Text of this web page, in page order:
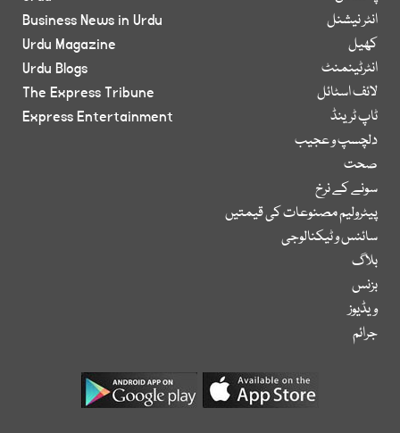
انٹر نیشنل
کھیل
انٹرٹینمنٹ
لائف اسٹائل
ٹاپ ٹرینڈ
دلچسپ و عجیب
صحت
سونے کے نرخ
پیٹرولیم مصنوعات کی قیمتیں
سائنس و ٹیکنالوجی
بلاگ
بزنس
ویڈیوز
جرائم
Business News in Urdu
Urdu Magazine
Urdu Blogs
The Express Tribune
Express Entertainment